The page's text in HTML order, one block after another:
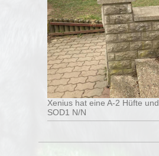
Xenius hat eine A-2 Hüfte und
SOD1 N/N